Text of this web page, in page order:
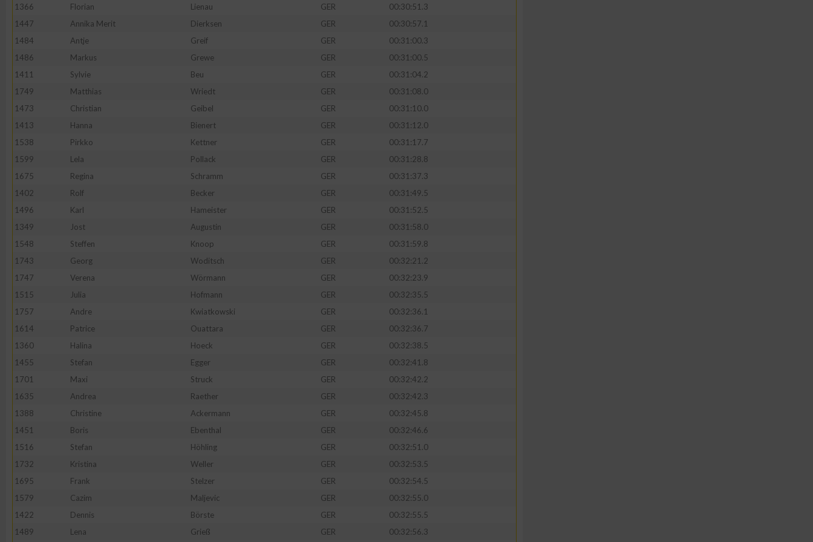
1366
Florian Lienau GER
00:30:51.3
1447
Annika Merit Dierksen GER
00:30:57.1
1484
Antje Greif GER
00:31:00.3
1486
Markus Grewe GER
00:31:00.5
1411
Sylvie Beu GER
00:31:04.2
1749
Matthias Wriedt GER
00:31:08.0
1473
Christian Geibel GER
00:31:10.0
1413
Hanna Bienert GER
00:31:12.0
1538
Pirkko Kettner GER
00:31:17.7
1599
Lela Pollack GER
00:31:28.8
1675
Regina Schramm GER
00:31:37.3
1402
Rolf Becker GER
00:31:49.5
1496
Karl Hameister GER
00:31:52.5
1349
Jost Augustin GER
00:31:58.0
1548
Steffen Knoop GER
00:31:59.8
1743
Georg Woditsch GER
00:32:21.2
1747
Verena Wörmann GER
00:32:23.9
1515
Julia Hofmann GER
00:32:35.5
1757
Andre Kwiatkowski GER
00:32:36.1
1614
Patrice Ouattara GER
00:32:36.7
1360
Halina Hoeck GER
00:32:38.5
1455
Stefan Egger GER
00:32:41.8
1701
Maxi Struck GER
00:32:42.2
1635
Andrea Raether GER
00:32:42.3
1388
Christine Ackermann GER
00:32:45.8
1451
Boris Ebenthal GER
00:32:46.6
1516
Stefan Höhling GER
00:32:51.0
1732
Kristina Weller GER
00:32:53.5
1695
Frank Stelzer GER
00:32:54.5
1579
Cazim Maljevic GER
00:32:55.0
1422
Dennis Börste GER
00:32:55.5
1489
Lena Grieß GER 00:32:56.3
Erstellung von Profilen zur Personalisierung von Inhalten
Verwendung von Profilen zur Auswahl personalisierter Inhalte
verschiedenen Quellen
Entwicklung und Verbesserung der Angebote
Verwendung reduzierter Daten zur Auswahl von Inhalten
IAB-Besonderheiten:
Verwendung genauer Standortdaten
Nicht-IAB-Verarbeitungszwecke:
Performance
Funktional
Werbung